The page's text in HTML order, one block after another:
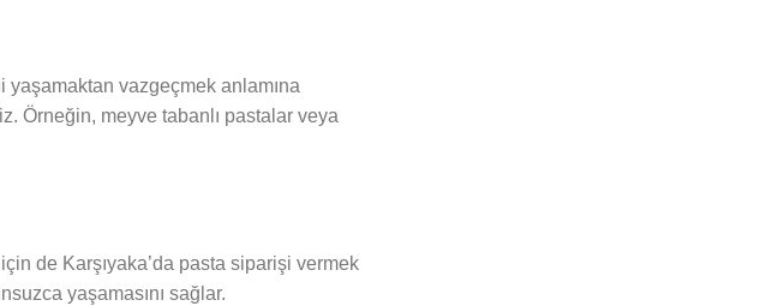
yaşamaktan vazgeçmek anlamına
Örneğin, meyve tabanlı pastalar veya
de Karşıyaka’da pasta siparişi vermek
yaşamasını sağlar.